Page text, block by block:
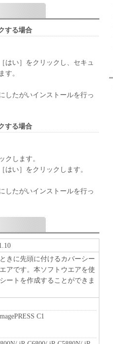
記憶媒体上にインストール
こと、アクセスすること、も
するための非独占的権利を
機器」にネットワークを通じ
かるコンピューターの使用者
、その履行に関し全責任を
を使用するためのバックア
とができます。
問わず、本契約書によって
。
スもしくは貸与その他の方
ことはできません。
を修正、改変、逆コンパイ
等することはできません。
またはキヤノンのライセンサ
はなりません。
の内容によりキヤノンまたは
または間接に輸出してはなり
する場合
はい］をクリックし、セキュ
す。
したがいインストールを行っ
する場合
クします。
い］をクリックします。
したがいインストールを行っ
きに先頭に付けるカバーシー
アです。本ソフトウエアを使
ートを作成することができま
C1